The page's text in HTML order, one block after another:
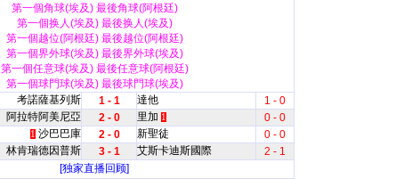
第一個角球(埃及) 最後角球(阿根廷)
第一個换人(埃及) 最後换人(埃及)
第一個越位(阿根廷) 最後越位(阿根廷)
第一個界外球(埃及) 最後界外球(埃及)
第一個任意球(埃及) 最後任意球(阿根廷)
第一個球門球(埃及) 最後球門球(埃及)
考諾薩基列斯 1 - 1 達他
1 - 0
阿拉特阿美尼亞 2 - 0 里加 1
0 - 0
1 沙巴巴庫 2 - 0 新聖徒
0 - 0
林肯瑞德因普斯 3 - 1 艾斯卡迪斯國際
2 - 1
[独家直播回顾]